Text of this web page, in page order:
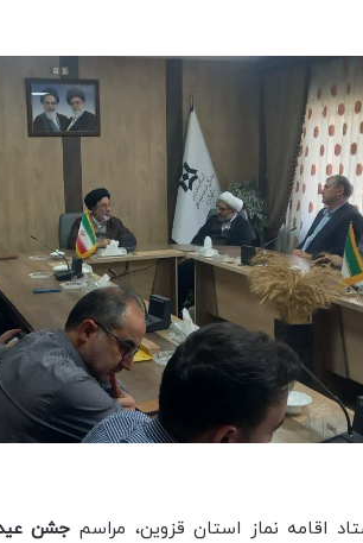
اقامه نماز استان قزوین، مراسم جشن